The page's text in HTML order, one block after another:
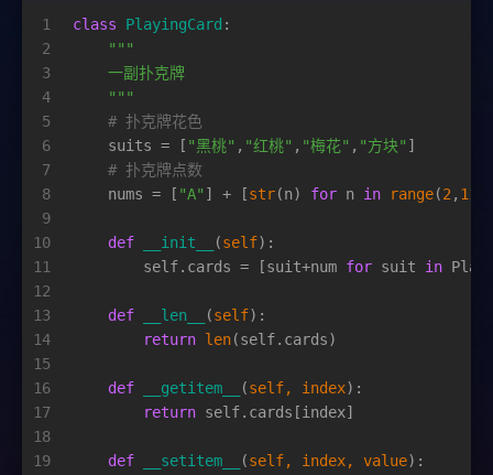
1
2
3
4
5
6
7
8
9
10
11
12
13
14
15
16
17
18
19
class PlayingCard :
"""
    一副扑克牌
    """
# 扑克牌花色
    suits = [
"黑桃" , "红桃" , "梅花" , "方块" ]
# 扑克牌点数
    nums = [
"A" ] + [str(n) for n in range(2 , 11
def __init__ (self):
        self.cards = [suit+num
for suit in
def __len__ (self):
return len(self.cards)
def __getitem__ (self, index):
return self.cards[index]
def __setitem__ (self, index, value):